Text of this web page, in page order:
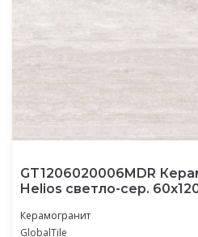
GT1206020006MDR
Helios светло-сер.
Керамогранит
GlobalTile